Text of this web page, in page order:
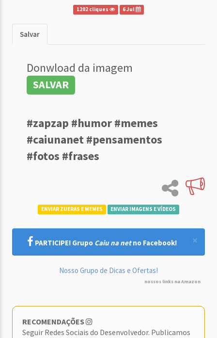
1202 cliques 6 Jul
Salvar
Donwload da imagem
SALVAR
#zapzap #humor #memes
#caiunanet #pensamentos
#fotos #frases
ENVIAR ZUERAS E MEMES ENVIAR IMAGENS E VÍDEOS
×
PARTICIPE! Grupo Caiu na netno Facebook!
Nosso Grupo de Dicas e Ofertas!
nossos links na Amazon
RECOMENDAÇÕES
Seguir Redes Sociais do Desenvolvedor. Publicamos